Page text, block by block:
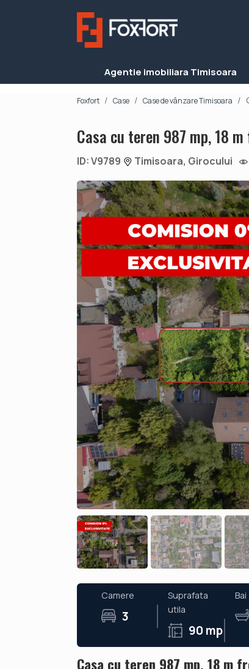
Agentie imobiliara Timisoara
Foxfort Case Case de vânzare Timisoara
Casa cu teren 987 mp, 18
ID: V9789 Timisoara, Girocului
Camere
3
Suprafata
utila
90 mp
Bai
Casa cu teren 987 mp, 18 m